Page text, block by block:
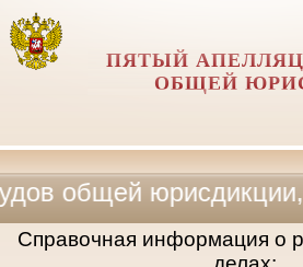
ПЯТЫЙ
ОБЩЕЙ
военных и
Справочная информация о